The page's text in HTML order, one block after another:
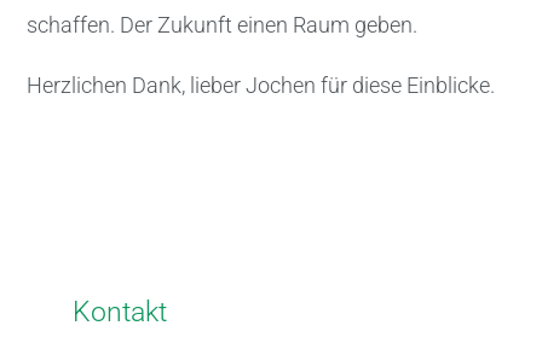
schaffen. Der Zukunft einen Raum geben.
Herzlichen Dank, lieber Jochen für diese Einblicke.
Kontakt